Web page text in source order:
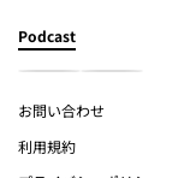
Podcast
お問い合わせ
利用規約